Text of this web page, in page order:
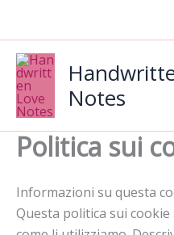
contenuto
Notes
Politica sui
Informazioni su questa
Questa politica sui